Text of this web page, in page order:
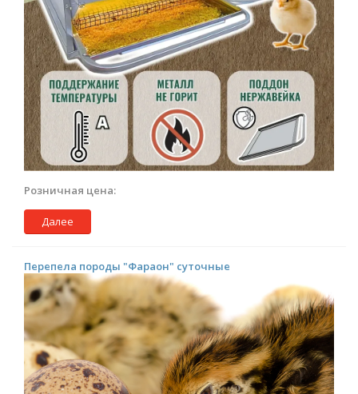
Розничная цена:
Далее
Перепела породы "Фараон" суточные